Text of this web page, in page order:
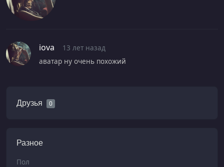
iova
13 лет назад
аватар ну очень похожий
Друзья 0
Разное
Пол